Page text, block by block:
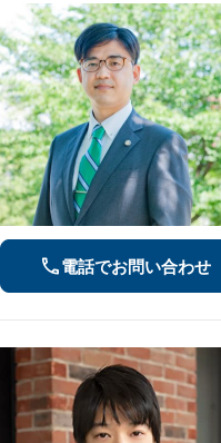
電話でお問い合わせ